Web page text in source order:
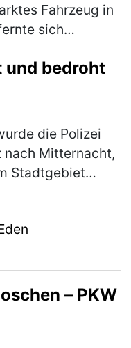
Fahrzeug in
sich
den U…
bedroht
die Polizei
nach Mitternacht,
Stadtgebiet
– PKW